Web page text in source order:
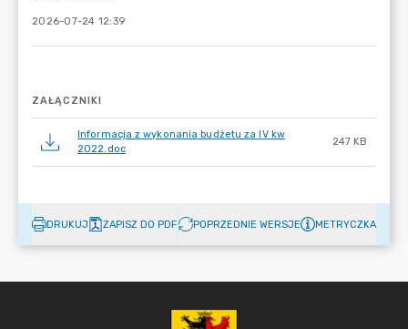
2026-07-24 12:39
ZAŁĄCZNIKI
Informacja z wykonania budżetu za IV kw
2022.doc
247 KB
DRUKUJ ZAPISZ DO PDF POPRZEDNIE WERSJE METRYCZKA